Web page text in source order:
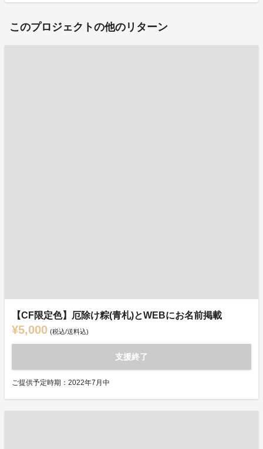
このプロジェクトの他のリターン
【CF限定色】厄除け粽(青札)とWEBにお名前掲載
¥5,000 (税込/送料込)
支援終了
ご提供予定時期：2022年7月中